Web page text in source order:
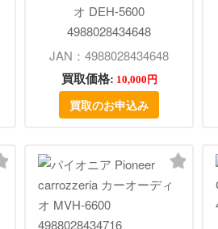
オ DEH-5600
4988028434648
JAN：4988028434648
買取価格: 10,000円
買取のお申込み